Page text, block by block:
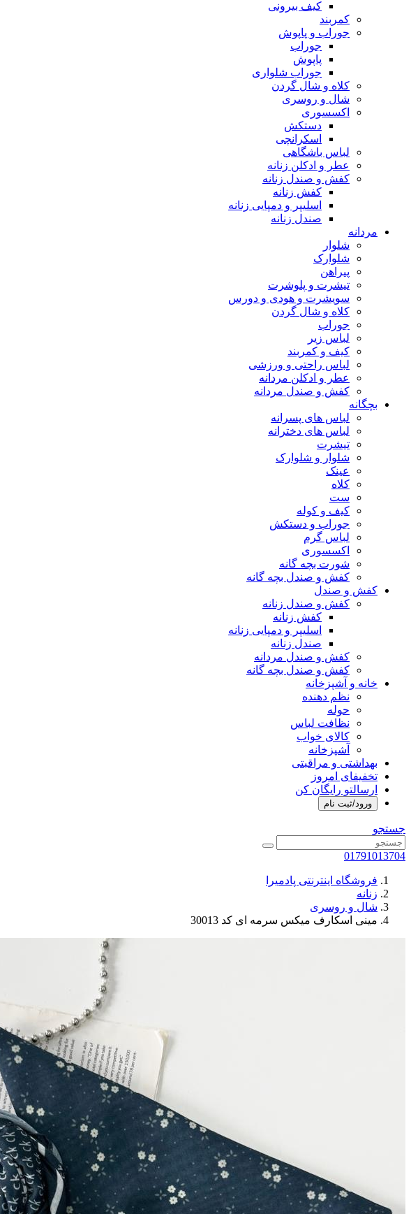
کیف بیرونی
کمربند
جوراب و پاپوش
جوراب
پاپوش
جوراب شلواری
کلاه و شال گردن
شال و روسری
اکسسوری
دستکش
اسکرانچی
لباس باشگاهی
عطر و ادکلن زنانه
کفش و صندل زنانه
کفش زنانه
اسلیپر و دمپایی زنانه
صندل زنانه
مردانه
شلوار
شلوارک
پیراهن
تیشرت و پلوشرت
سویشرت و هودی و دورس
کلاه و شال گردن
جوراب
لباس زیر
کیف و کمربند
لباس راحتی و ورزشی
عطر و ادکلن مردانه
کفش و صندل مردانه
بچگانه
لباس های پسرانه
لباس های دخترانه
تیشرت
شلوار و شلوارک
عینک
کلاه
ست
کیف و کوله
جوراب و دستکش
لباس گرم
اکسسوری
شورت بچه گانه
کفش و صندل بچه گانه
کفش و صندل
کفش و صندل زنانه
کفش زنانه
اسلیپر و دمپایی زنانه
صندل زنانه
کفش و صندل مردانه
کفش و صندل بچه گانه
خانه و آشپزخانه
نظم دهنده
حوله
نظافت لباس
کالای خواب
آشپزخانه
بهداشتی و مراقبتی
تخفیفای امروز
ارسالتو رایگان کن
ورود/ثبت نام
جستجو
01791013704
فروشگاه اینترنتی پادمیرا
زنانه
شال و روسری
مینی اسکارف میکس سرمه ای کد 30013